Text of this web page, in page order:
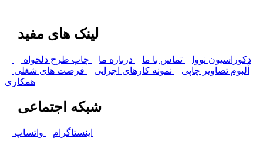
لینک های مفید
دکوراسیون نووا تماس با ما درباره ما
چاپ طرح دلخواه
آلبوم تصاویر چاپی
نمونه کارهای اجرایی
فرصت های شغلی
همکاری
شبکه اجتماعی
اینستاگرام واتساپ